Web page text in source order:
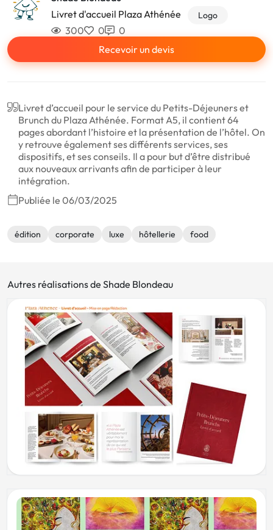
Livret d'accueil Plaza Athénée
Logo
300 0
0
Recevoir un devis
Livret d’accueil pour le service du Petits-Déjeuners et
Brunch du Plaza Athénée. Format A5, il contient 64
pages abordant l’histoire et la présentation de l’hôtel. On
y retrouve également ses différents services, ses
dispositifs, et ses conseils. Il a pour but d’être distribué
aux nouveaux arrivants afin de participer à leur
intégration.
Publiée le 06/03/2025
édition corporate luxe hôtellerie food
Autres réalisations de Shade Blondeau